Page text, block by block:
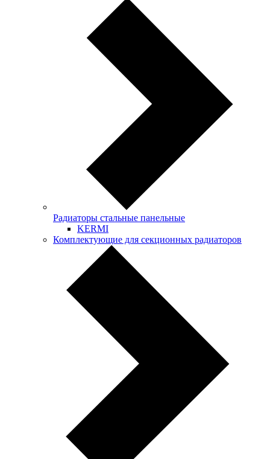
Радиаторы стальные панельные
KERMI
Комплектующие для секционных радиаторов